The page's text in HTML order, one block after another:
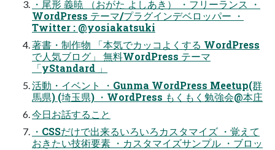
・尾形 義暁 （おがた よしあき） ・フリーランス ・
WordPress テーマ/プラグインデベロッパー ・
Twitter : @yosiakatsuki
著書・制作物 「本気でカッコよくする WordPress
で⼈気ブログ」 無料WordPress テーマ
「yStandard 」
活動・イベント ・Gunma WordPress Meetup(群
⾺県) (埼⽟県) ・WordPress もくもく勉強会@本庄
今⽇お話すること
・CSSだけで出来るいろいろカスタマイズ ・覚えて
おきたい技術要素 ・カスタマイズサンプル ・ブロッ